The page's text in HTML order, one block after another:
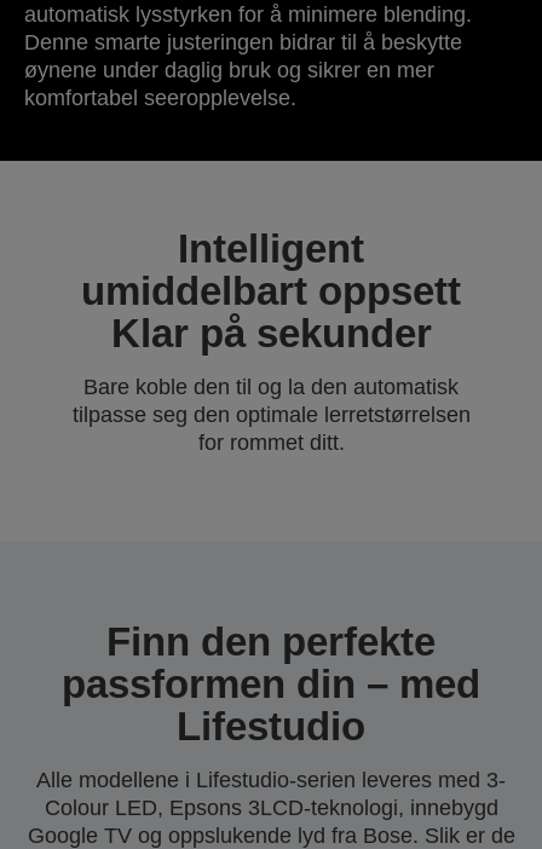
automatisk lysstyrken for å minimere blending.
Denne smarte justeringen bidrar til å beskytte
øynene under daglig bruk og sikrer en mer
komfortabel seeropplevelse.
Intelligent
umiddelbart oppsett
Klar på sekunder
Bare koble den til og la den automatisk
tilpasse seg den optimale lerretstørrelsen
for rommet ditt.
Finn den perfekte
passformen din – med
Lifestudio
Alle modellene i Lifestudio-serien leveres med 3-
Colour LED, Epsons 3LCD-teknologi, innebygd
Google TV og oppslukende lyd fra Bose. Slik er de